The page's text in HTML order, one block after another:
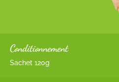
Conditionnement
Sachet 120g